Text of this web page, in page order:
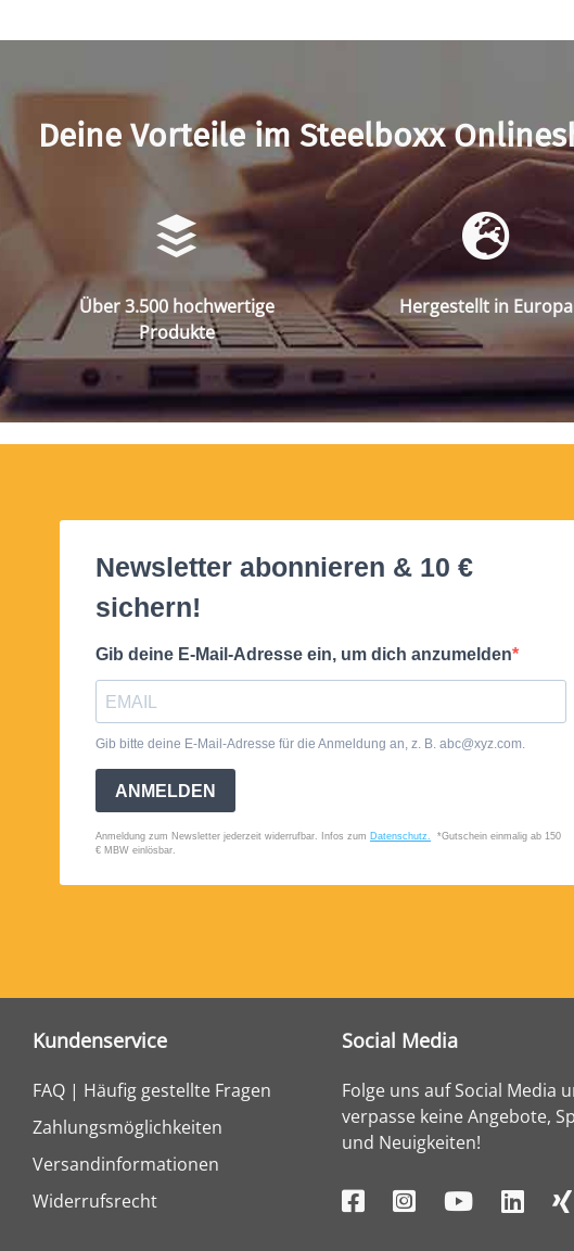
Deine Vorteile im Steelboxx
Über 3.500 hochwertige
Produkte
Hergestellt in Europa
Kundenservice
FAQ | Häufig gestellte Fragen
Zahlungsmöglichkeiten
Versandinformationen
Widerrufsrecht
Social Media
Folge uns auf Social Media
verpasse keine Angebote,
und Neuigkeiten!